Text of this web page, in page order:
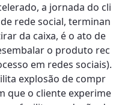
a jornada do cli
rede social, terminan
da caixa, é o ato de
o produto rec
em redes sociais).
explosão de compr
que o cliente experime